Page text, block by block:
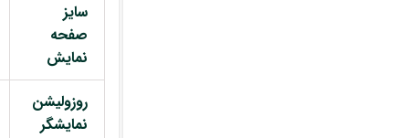
سایز
صفحه
نمایش
روزولیشن
نمایشگر